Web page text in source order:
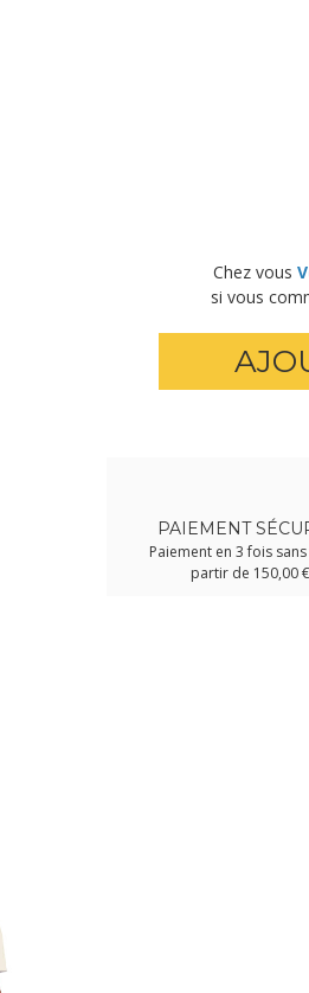
Chez vous
si vous
PAIEMENT
Paiement en 3 fois
partir de 150,00 €